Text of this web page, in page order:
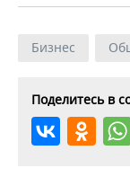
Бизнес
Поделитесь в